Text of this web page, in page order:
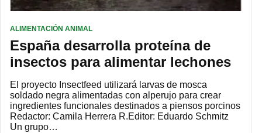
ALIMENTACIÓN ANIMAL
España desarrolla proteína de
insectos para alimentar lechones
El proyecto Insectfeed utilizará larvas de mosca
soldado negra alimentadas con alperujo para crear
ingredientes funcionales destinados a piensos porcinos
Redactor: Camila Herrera R.Editor: Eduardo Schmitz
Un grupo…